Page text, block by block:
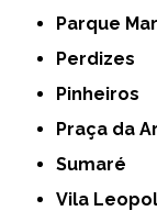
Parque
Perdizes
Pinheiros
Praça da
Sumaré
Vila